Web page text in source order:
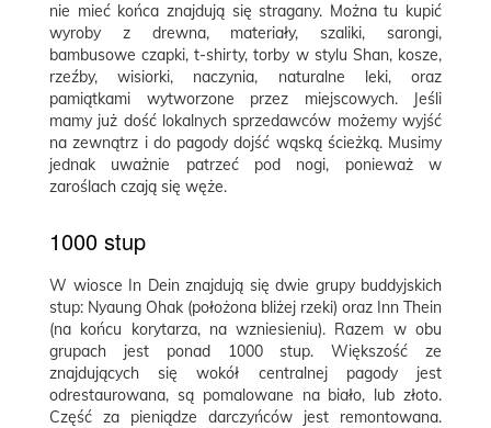
nie mieć końca znajdują się stragany. Można tu kupić
wyroby z drewna, materiały, szaliki, sarongi,
bambusowe czapki, t-shirty, torby w stylu Shan, kosze,
rzeźby, wisiorki, naczynia, naturalne leki, oraz
pamiątkami wytworzone przez miejscowych. Jeśli
mamy już dość lokalnych sprzedawców możemy wyjść
na zewnątrz i do pagody dojść wąską ścieżką. Musimy
jednak uważnie patrzeć pod nogi, ponieważ w
zaroślach czają się węże.
1000 stup
W wiosce In Dein znajdują się dwie grupy buddyjskich
stup: Nyaung Ohak (położona bliżej rzeki) oraz Inn Thein
(na końcu korytarza, na wzniesieniu). Razem w obu
grupach jest ponad 1000 stup. Większość ze
znajdujących się wokół centralnej pagody jest
odrestaurowana, są pomalowane na biało, lub złoto.
Część za pieniądze darczyńców jest remontowana.